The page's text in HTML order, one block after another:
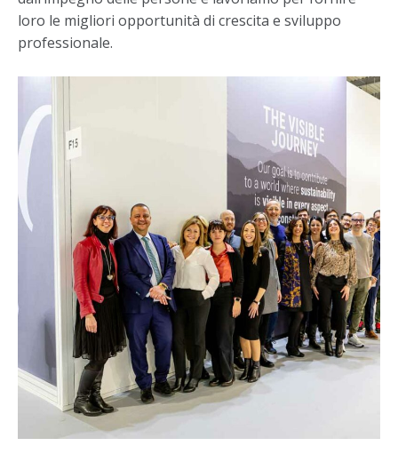
loro le migliori opportunità di crescita e sviluppo
professionale.